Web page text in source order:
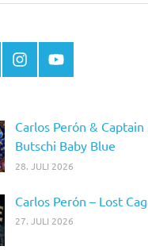
InstagramYouTube
Carlos Perón &
Butschi Baby Blue
28. JULI 2026
Carlos Perón – Lost
27. JULI 2026